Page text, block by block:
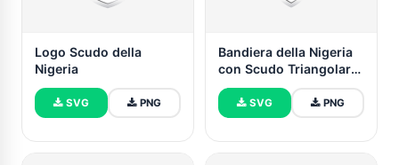
Logo Scudo della
Nigeria
SVG PNG
Bandiera della Nigeria
con Scudo Triangolare
Punti
SVG PNG